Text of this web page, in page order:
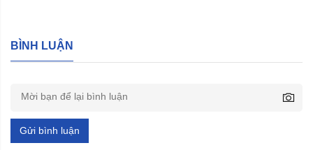
BÌNH LUẬN
Gửi bình luận